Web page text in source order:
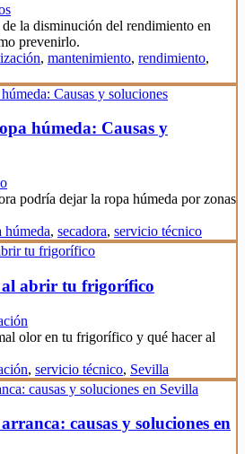
la disminución del rendimiento en
prevenirlo.
, mantenimiento, rendimiento,
húmeda: Causas y
podría dejar la ropa húmeda por zonas
húmeda, secadora, servicio técnico
al abrir tu frigorífico
olor en tu frigorífico y qué hacer al
, servicio técnico, Sevilla
causas y soluciones en